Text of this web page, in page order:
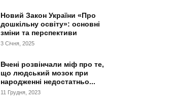
Новий Закон України «Про
дошкільну освіту»: основні
зміни та перспективи
3 Січня, 2025
Вчені розвінчали міф про те,
що людський мозок при
народженні недостатньо...
11 Грудня, 2023